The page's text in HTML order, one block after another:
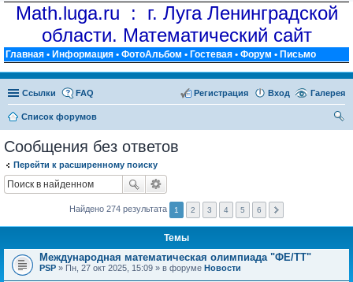
Math.luga.ru : г. Луга Ленинградской
области. Математический сайт
Главная • Информация • ФотоАльбом • Гостевая • Форум • Письмо
Ссылки Галерея
FAQ Вход
Регистрация
Список форумов
Сообщения без ответов
Перейти к расширенному поиску
Найдено 274 результата 1 2 3 4 5 6
Темы
Международная математическая олимпиада "ФЕ/ТТ"
PSP » Пн, 27 окт 2025, 15:09 » в форуме Новости